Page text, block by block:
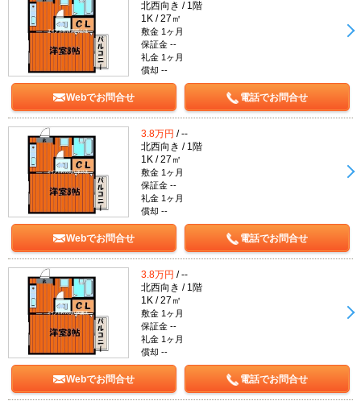
北西向き / 1階
1K / 27㎡
敷金 1ヶ月
保証金 --
礼金 1ヶ月
償却 --
Webでお問合せ 電話でお問合せ
3.8万円 / --
北西向き / 1階
1K / 27㎡
敷金 1ヶ月
保証金 --
礼金 1ヶ月
償却 --
Webでお問合せ 電話でお問合せ
3.8万円 / --
北西向き / 1階
1K / 27㎡
敷金 1ヶ月
保証金 --
礼金 1ヶ月
償却 --
Webでお問合せ 電話でお問合せ